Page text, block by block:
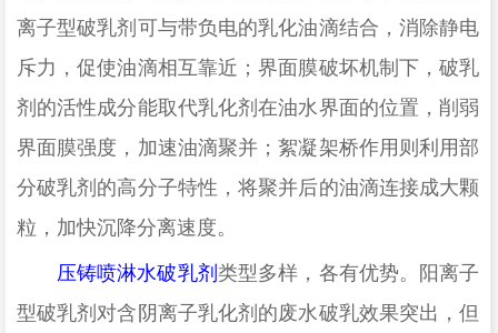
离子型破乳剂可与带负电的乳化油滴结合，消除静电
斥力，促使油滴相互靠近；界面膜破坏机制下，破乳
剂的活性成分能取代乳化剂在油水界面的位置，削弱
界面膜强度，加速油滴聚并；絮凝架桥作用则利用部
分破乳剂的高分子特性，将聚并后的油滴连接成大颗
粒，加快沉降分离速度。
压铸喷淋水破乳剂 类型多样，各有优势。阳离子
型破乳剂对含阴离子乳化剂的废水破乳效果突出，但